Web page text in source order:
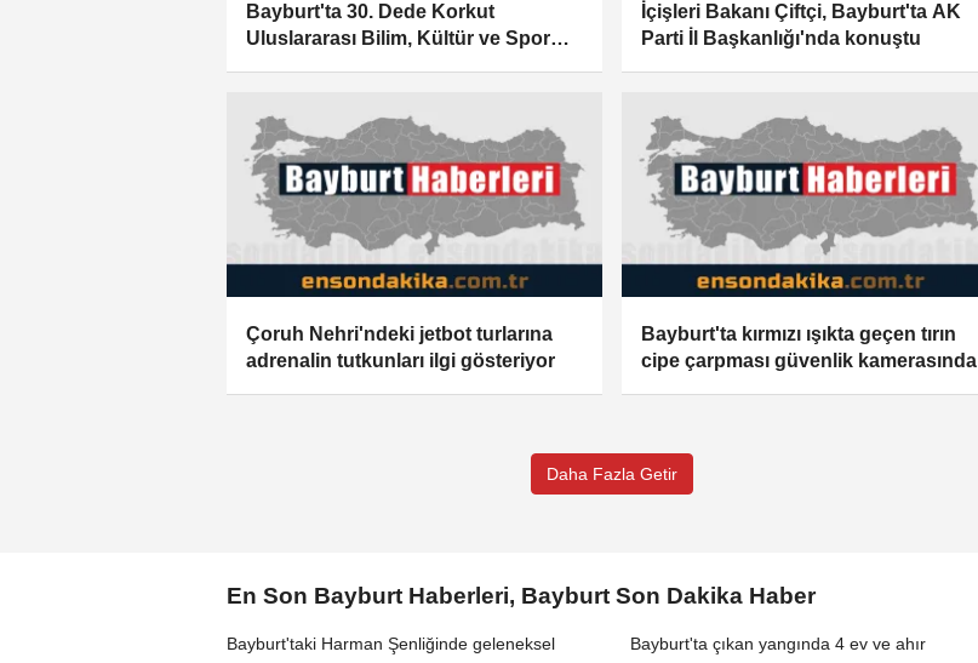
Bayburt'ta 30. Dede Korkut
Uluslararası Bilim, Kültür ve Spor
İçişleri Bakanı Çiftçi, Bayburt'ta AK
Parti İl Başkanlığı'nda konuştu
Çoruh Nehri'ndeki jetbot turlarına
adrenalin tutkunları ilgi gösteriyor
Bayburt'ta kırmızı ışıkta geçen tırın
cipe çarpması güvenlik kamerasında
Daha Fazla Getir
En Son Bayburt Haberleri, Bayburt Son Dakika Haber
Bayburt'taki Harman Şenliğinde geleneksel
Bayburt'ta çıkan yangında 4 ev ve ahır